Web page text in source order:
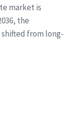
market is
the
from long-